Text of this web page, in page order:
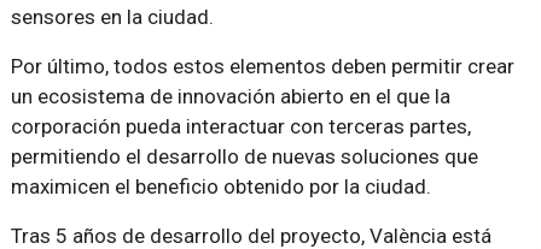
sensores en la ciudad.
Por último, todos estos elementos deben permitir crear
un ecosistema de innovación abierto en el que la
corporación pueda interactuar con terceras partes,
permitiendo el desarrollo de nuevas soluciones que
maximicen el beneficio obtenido por la ciudad.
Tras 5 años de desarrollo del proyecto, València está